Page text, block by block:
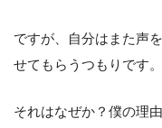
ですが、自分はまた声
せてもらうつもりです。
それはなぜか？僕の理